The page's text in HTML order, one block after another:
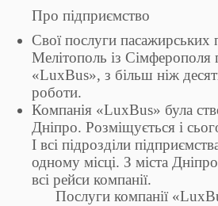
Про підприємство
Свої послуги пасажирських
Мелітополь із Сімферополя
«LuxBus», з більш ніж
роботи.
Компанія «LuxBus» була
Дніпро. Розміщується і
І всі підрозділи
одному місці. З міста
всі рейси компанії.
Послуги компанії